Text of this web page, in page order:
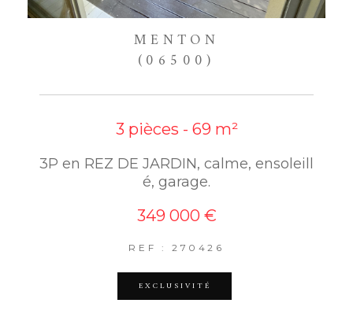
MENTON
(06500)
3 pièces - 69 m²
3P en REZ DE JARDIN, calme, ensoleill
é, garage.
349 000 €
REF : 270426
EXCLUSIVITÉ